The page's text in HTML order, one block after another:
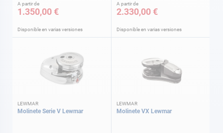
A partir de
1.350,00 €
Disponible en varias versiones
A partir de
2.330,00 €
Disponible en varias versiones
LEWMAR
Molinete Serie V Lewmar
LEWMAR
Molinete VX Lewmar